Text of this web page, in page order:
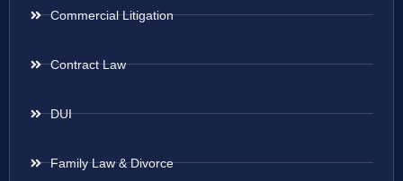
Commercial Litigation
Contract Law
DUI
Family Law & Divorce